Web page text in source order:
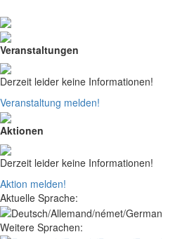
Veranstaltungen
Derzeit leider keine Informationen!
Veranstaltung melden!
Aktionen
Derzeit leider keine Informationen!
Aktion melden!
Aktuelle Sprache:
Weitere Sprachen: